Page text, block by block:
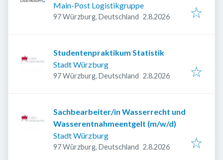
Main-Post Logistikgruppe
97 Würzburg, Deutschland Veröffentlicht
2.8.2026
Studentenpraktikum Statistik
Stadt Würzburg
97 Würzburg, Deutschland Veröffentlicht
2.8.2026
Sachbearbeiter/in Wasserrecht und
Wasserentnahmeentgelt (m/w/d)
Stadt Würzburg
97 Würzburg, Deutschland Veröffentlicht
2.8.2026